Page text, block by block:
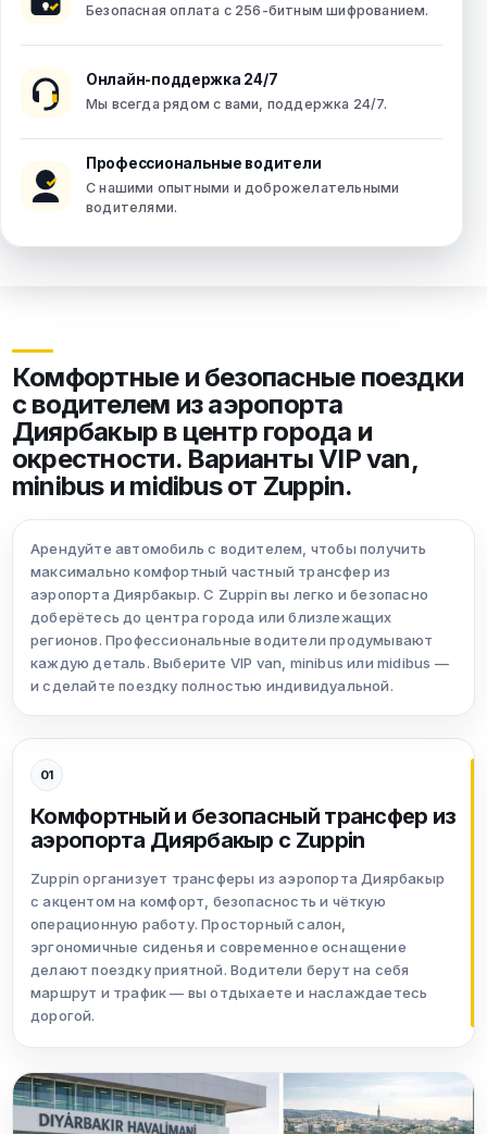
Безопасная оплата с 256-битным шифрованием.
Онлайн-поддержка 24/7
Мы всегда рядом с вами, поддержка 24/7.
Профессиональные водители
С нашими опытными и доброжелательными
водителями.
Комфортные и безопасные поездки
с водителем из аэропорта
Диярбакыр в центр города и
окрестности. Варианты VIP van,
minibus и midibus от Zuppin.
Арендуйте автомобиль с водителем, чтобы получить
максимально комфортный частный трансфер из
аэропорта Диярбакыр. С Zuppin вы легко и безопасно
доберётесь до центра города или близлежащих
регионов. Профессиональные водители продумывают
каждую деталь. Выберите VIP van, minibus или midibus —
и сделайте поездку полностью индивидуальной.
01
Комфортный и безопасный трансфер из
аэропорта Диярбакыр с Zuppin
Zuppin организует трансферы из аэропорта Диярбакыр
с акцентом на комфорт, безопасность и чёткую
операционную работу. Просторный салон,
эргономичные сиденья и современное оснащение
делают поездку приятной. Водители берут на себя
маршрут и трафик — вы отдыхаете и наслаждаетесь
дорогой.